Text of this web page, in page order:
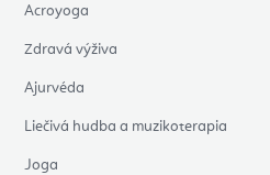
Acroyoga
Zdravá výživa
Ajurvéda
Liečivá hudba a muzikoterapia
Joga